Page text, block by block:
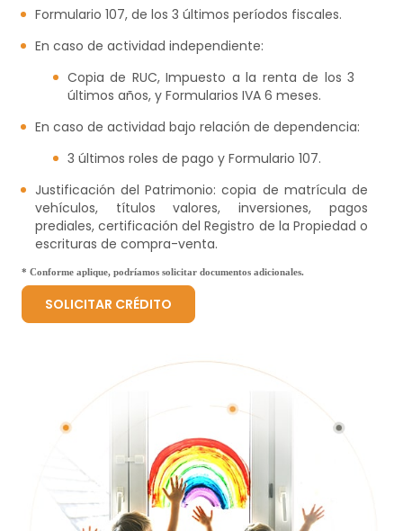
Formulario 107, de los 3 últimos períodos fiscales.
En caso de actividad independiente:
Copia de RUC, Impuesto a la renta de los 3
últimos años, y Formularios IVA 6 meses.
En caso de actividad bajo relación de dependencia:
3 últimos roles de pago y Formulario 107.
Justificación del Patrimonio: copia de matrícula de
vehículos, títulos valores, inversiones, pagos
prediales, certificación del Registro de la Propiedad o
escrituras de compra-venta.
* Conforme aplique, podríamos solicitar documentos adicionales.
SOLICITAR CRÉDITO